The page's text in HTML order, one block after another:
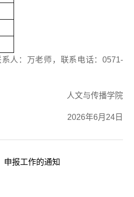
人：万老师，联系电话：0571-
人文与传播学院
2026年6月24日
申报工作的通知